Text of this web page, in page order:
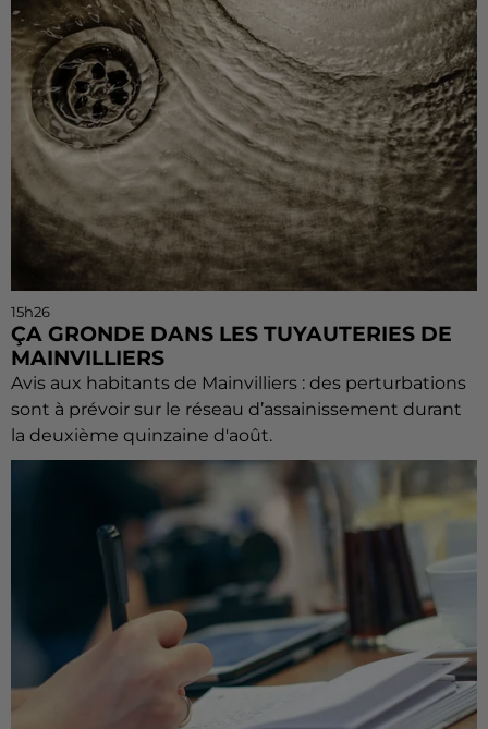
15h26
ÇA GRONDE DANS LES TUYAUTERIES DE
MAINVILLIERS
Avis aux habitants de Mainvilliers : des perturbations
sont à prévoir sur le réseau d’assainissement durant
la deuxième quinzaine d'août.